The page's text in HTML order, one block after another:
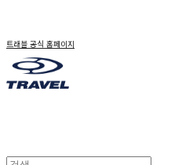
트래블 공식 홈페이지